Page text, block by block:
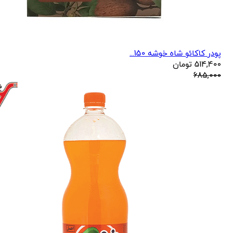
پودر کاکائو شاه خوشه 150...
514,400 تومان
685,000